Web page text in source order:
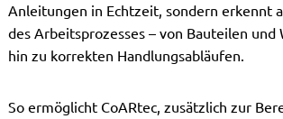
Anleitungen in Echtzeit, sondern erkennt
des Arbeitsprozesses – von Bauteilen und
hin zu korrekten Handlungsabläufen.
So ermöglicht CoARtec, zusätzlich zur